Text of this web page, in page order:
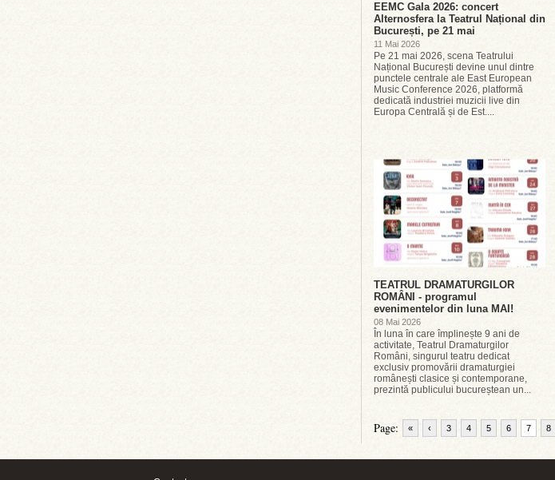
EEMC Gala 2026: concert
Alternosfera la Teatrul Național din
București, pe 21 mai
11 Mai 2026
Pe 21 mai 2026, scena Teatrului
Național București devine unul dintre
punctele centrale ale East European
Music Conference 2026, platformă
dedicată industriei muzicii live din
Europa Centrală și de Est....
TEATRUL DRAMATURGILOR
ROMÂNI - programul
evenimentelor din luna MAI!
08 Mai 2026
În luna în care împlinește 9 ani de
activitate, Teatrul Dramaturgilor
Români, singurul teatru dedicat
exclusiv promovării dramaturgiei
românești clasice și contemporane,
prezintă publicului bucureștean un...
Page: « ‹ 3 4 5 6 7 8